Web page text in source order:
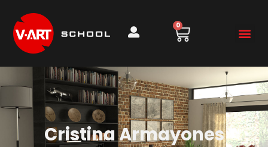
0
Cristina Armayones